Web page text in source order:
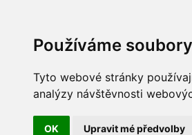
Používáme
Tyto webové stránky
analýzy návštěvnosti
OK Upravit mé předvolby